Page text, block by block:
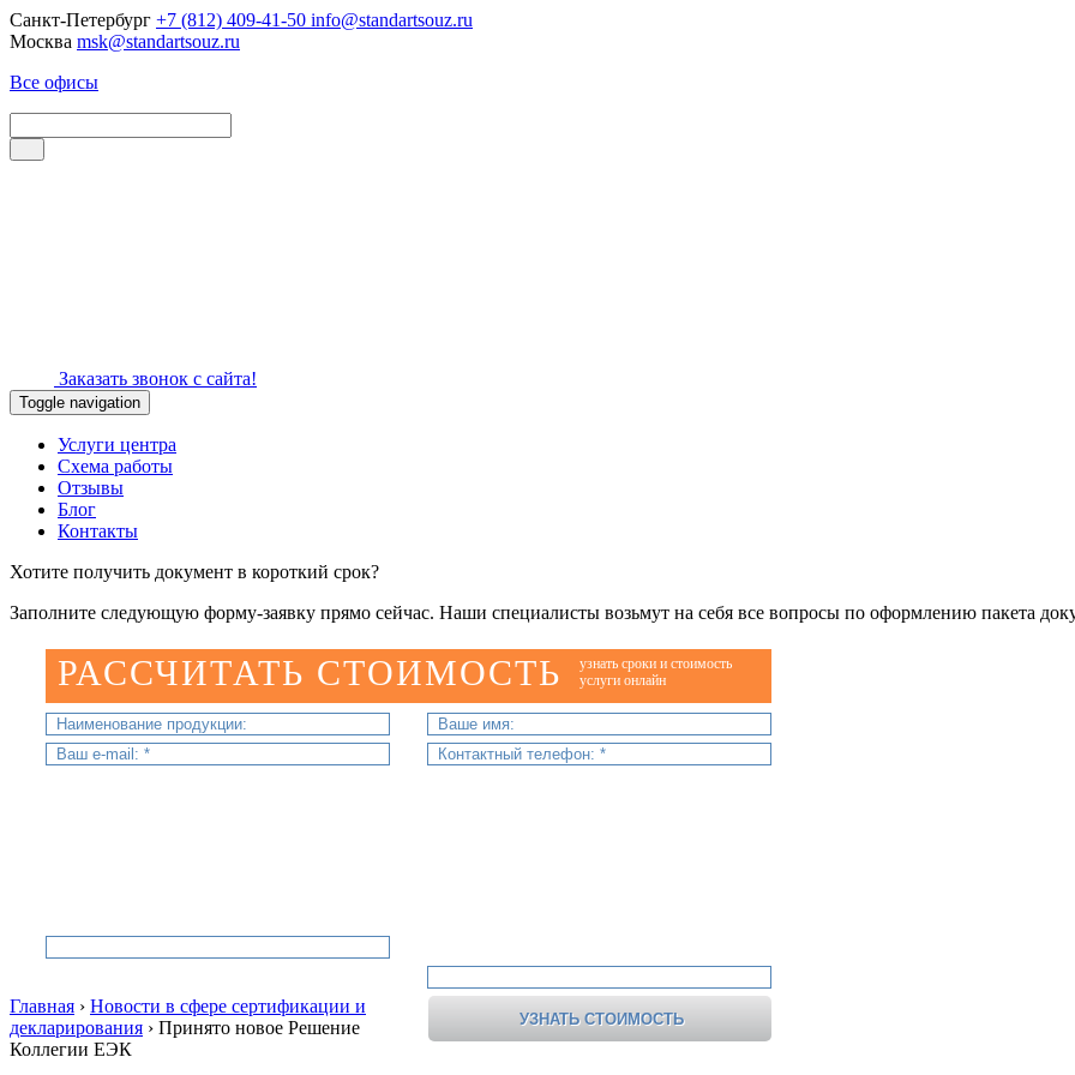
Санкт-Петербург +7 (812) 409-41-50 info@standartsouz.ru
Москва msk@standartsouz.ru
Все офисы
Заказать звонок с сайта!
Toggle navigation
Услуги центра
Схема работы
Отзывы
Блог
Контакты
Хотите получить документ в короткий срок?
Заполните следующую форму-заявку прямо сейчас. Наши специалисты возьмут на себя все вопросы по оформлению пакета
РАССЧИТАТЬ СТОИМОСТЬ
узнать сроки и стоимость
услуги онлайн
Главная › Новости в сфере сертификации и
декларирования › Принято новое Решение
Коллегии ЕЭК